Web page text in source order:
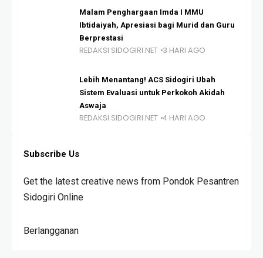
Malam Penghargaan Imda I MMU
Ibtidaiyah, Apresiasi bagi Murid dan Guru
Berprestasi
REDAKSI SIDOGIRI.NET 3 HARI AGO
Lebih Menantang! ACS Sidogiri Ubah
Sistem Evaluasi untuk Perkokoh Akidah
Aswaja
REDAKSI SIDOGIRI.NET 4 HARI AGO
Subscribe Us
Get the latest creative news from Pondok Pesantren
Sidogiri Online
Berlangganan